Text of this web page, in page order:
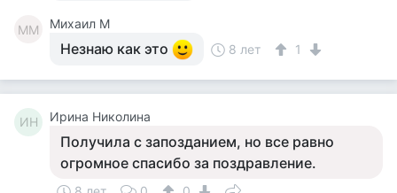
ММ Михаил М
Незнаю как это 8 лет 1
ИН Ирина Николина
Получила с запозданием, но все равно
огромное спасибо за поздравление.